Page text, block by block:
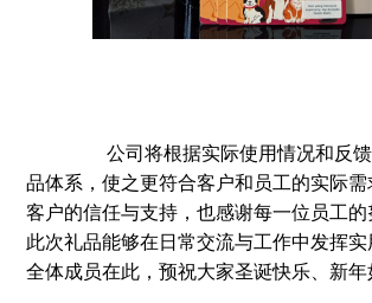
公司将根据实际使用情况和反馈
品体系，使之更符合客户和员工的实际
客户的信任与支持，也感谢每一位员工
此次礼品能够在日常交流与工作中发挥
全体成员在此，预祝大家圣诞快乐、新年